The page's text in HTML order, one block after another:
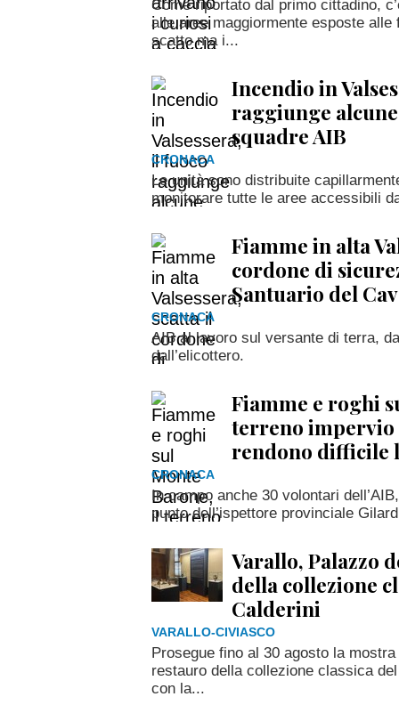
Come riportato dal primo cittadino,
alle aree maggiormente esposte
scatto ma i...
Incendio in
raggiunge
squadre AIB
CRONACA
Le unità sono distribuite
monitorare tutte le aree accessibili
Fiamme in alta
cordone di
Santuario del
CRONACA
AIB al lavoro sul versante di terra,
dall’elicottero.
Fiamme e roghi
terreno impervio
rendono difficile
CRONACA
In campo anche 30 volontari
punto dell’ispettore provinciale
Varallo, Palazzo
della collezione
Calderini
VARALLO-CIVIASCO
Prosegue fino al 30 agosto la
restauro della collezione classica
con la...